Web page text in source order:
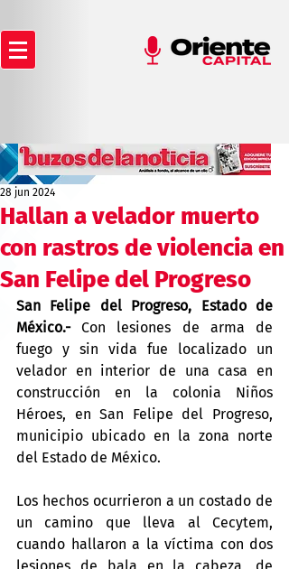
Hallan a velador muerto
con rastros de violencia en
San Felipe del Progreso
28 jun 2024
San Felipe del Progreso, Estado de
México.- Con lesiones de arma de
fuego y sin vida fue localizado un
velador en interior de una casa en
construcción en la colonia Niños
Héroes, en San Felipe del Progreso,
municipio ubicado en la zona norte
del Estado de México.
Los hechos ocurrieron a un costado de
un camino que lleva al Cecytem,
cuando hallaron a la víctima con dos